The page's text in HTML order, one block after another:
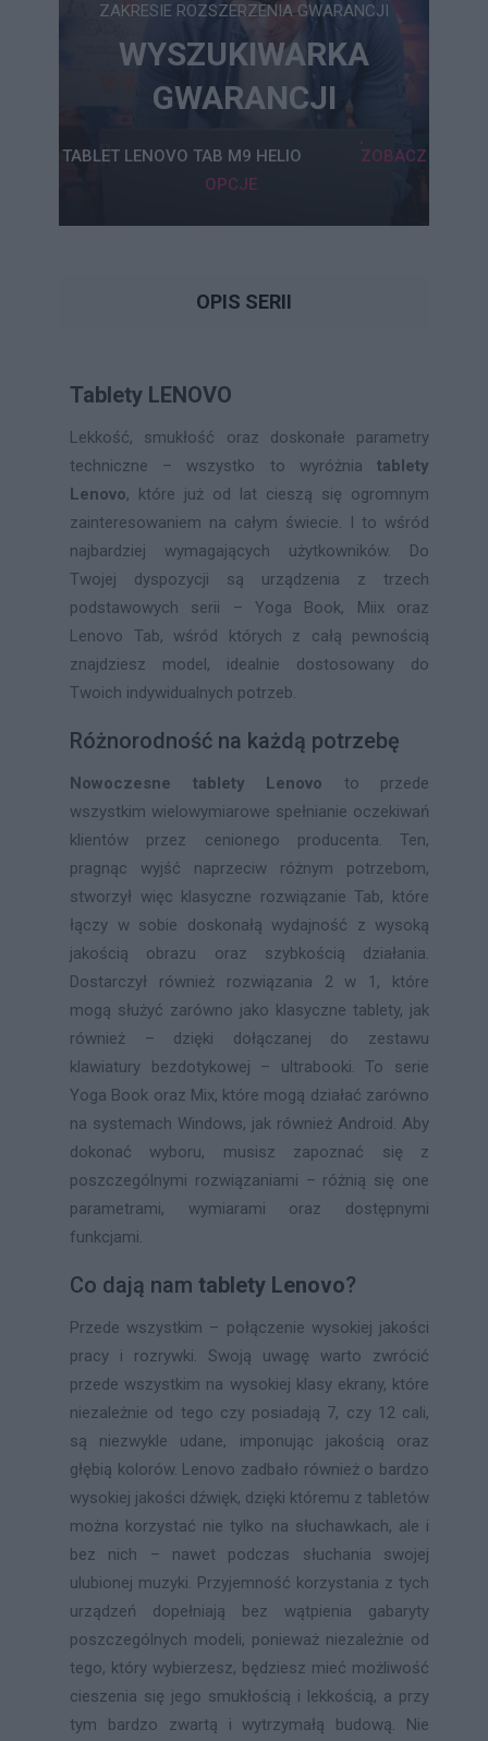
ZAKRESIE ROZSZERZENIA GWARANCJI
WYSZUKIWARKA
GWARANCJI
TABLET LENOVO TAB M9 HELIO
ZOBACZ
OPCJE
OPIS SERII
Tablety LENOVO
Lekkość, smukłość oraz doskonałe parametry
techniczne – wszystko to wyróżnia tablety
Lenovo, które już od lat cieszą się ogromnym
zainteresowaniem na całym świecie. I to wśród
najbardziej wymagających użytkowników. Do
Twojej dyspozycji są urządzenia z trzech
podstawowych serii – Yoga Book, Miix oraz
Lenovo Tab, wśród których z całą pewnością
znajdziesz model, idealnie dostosowany do
Twoich indywidualnych potrzeb.
Różnorodność na każdą potrzebę
Nowoczesne tablety Lenovo to przede
wszystkim wielowymiarowe spełnianie oczekiwań
klientów przez cenionego producenta. Ten,
pragnąc wyjść naprzeciw różnym potrzebom,
stworzył więc klasyczne rozwiązanie Tab, które
łączy w sobie doskonałą wydajność z wysoką
jakością obrazu oraz szybkością działania.
Dostarczył również rozwiązania 2 w 1, które
mogą służyć zarówno jako klasyczne tablety, jak
również – dzięki dołączanej do zestawu
klawiatury bezdotykowej – ultrabooki. To serie
Yoga Book oraz Mix, które mogą działać zarówno
na systemach Windows, jak również Android. Aby
dokonać wyboru, musisz zapoznać się z
poszczególnymi rozwiązaniami – różnią się one
parametrami, wymiarami oraz dostępnymi
funkcjami.
Co dają nam tablety Lenovo?
Przede wszystkim – połączenie wysokiej jakości
pracy i rozrywki. Swoją uwagę warto zwrócić
przede wszystkim na wysokiej klasy ekrany, które
niezależnie od tego czy posiadają 7, czy 12 cali,
są niezwykle udane, imponując jakością oraz
głębią kolorów. Lenovo zadbało również o bardzo
wysokiej jakości dźwięk, dzięki któremu z tabletów
można korzystać nie tylko na słuchawkach, ale i
bez nich – nawet podczas słuchania swojej
ulubionej muzyki. Przyjemność korzystania z tych
urządzeń dopełniają bez wątpienia gabaryty
poszczególnych modeli, ponieważ niezależnie od
tego, który wybierzesz, będziesz mieć możliwość
cieszenia się jego smukłością i lekkością, a przy
tym bardzo zwartą i wytrzymałą budową. Nie